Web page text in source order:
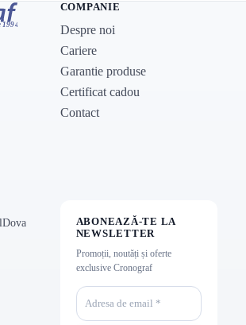
COMPANIE
Despre noi
Cariere
Garantie produse
Certificat cadou
Contact
ABONEAZĂ-TE LA
NEWSLETTER
Promoții, noutăți și oferte
exclusive Cronograf